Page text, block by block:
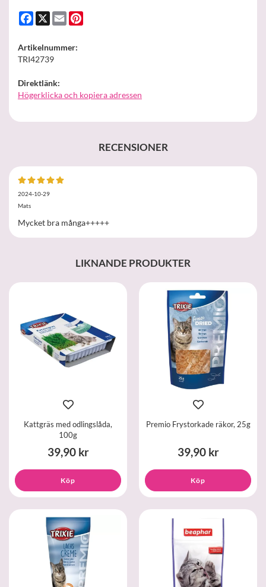
Facebook
X Email
Artikelnummer:
TRI42739
Direktlänk:
Högerklicka och kopiera adressen
RECENSIONER
2024-10-29
Mats
Mycket bra många+++++
LIKNANDE PRODUKTER
Kattgräs med odlingslåda,
100g
39,90 kr
Köp
Premio Frystorkade räkor, 25g
39,90 kr
Köp